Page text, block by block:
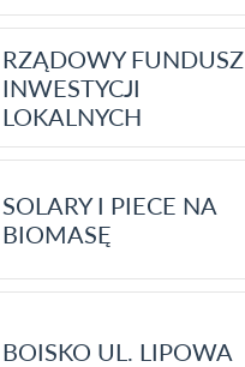
RZĄDOWY FUNDUSZ
INWESTYCJI
LOKALNYCH
SOLARY I PIECE NA
BIOMASĘ
BOISKO UL. LIPOWA